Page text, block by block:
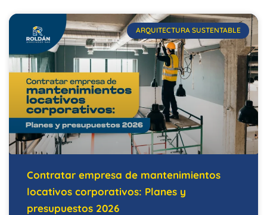
ARQUITECTURA SUSTENTABLE
Contratar empresa de mantenimientos
locativos corporativos: Planes y
presupuestos 2026